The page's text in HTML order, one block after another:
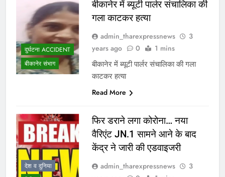
दुर्घटना ACCIDENT
बीकानेर संभाग
बीकानेर में ब्यूटी पार्लर संचालिका की
गला काटकर हत्या
admin_tharexpressnews
3
years ago
0 1 mins
बीकानेर में ब्यूटी पार्लर संचालिका की गला
काटकर हत्या
Read More
देश व दुनिया
फिर डराने लगा कोरोना… नया
वैरिएंट JN.1 सामने आने के बाद
केंद्र ने जारी की एडवाइजरी
admin_tharexpressnews
3